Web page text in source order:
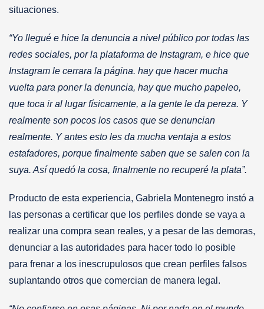
situaciones.
“Yo llegué e hice la denuncia a nivel público por todas las
redes sociales, por la plataforma de Instagram, e hice que
Instagram le cerrara la página. hay que hacer mucha
vuelta para poner la denuncia, hay que mucho papeleo,
que toca ir al lugar físicamente, a la gente le da pereza. Y
realmente son pocos los casos que se denuncian
realmente. Y antes esto les da mucha ventaja a estos
estafadores, porque finalmente saben que se salen con la
suya. Así quedó la cosa, finalmente no recuperé la plata”.
Producto de esta experiencia, Gabriela Montenegro instó a
las personas a certificar que los perfiles donde se vaya a
realizar una compra sean reales, y a pesar de las demoras,
denunciar a las autoridades para hacer todo lo posible
para frenar a los inescrupulosos que crean perfiles falsos
suplantando otros que comercian de manera legal.